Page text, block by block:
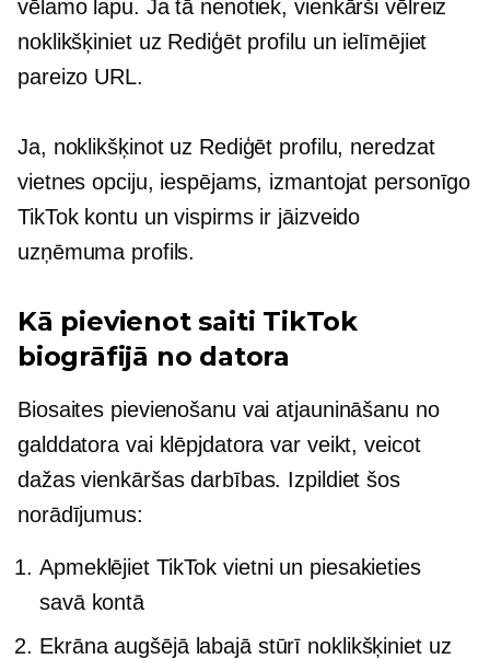
vēlamo lapu. Ja tā nenotiek, vienkārši vēlreiz
noklikšķiniet uz Rediģēt profilu un ielīmējiet
pareizo URL.
Ja, noklikšķinot uz Rediģēt profilu, neredzat
vietnes opciju, iespējams, izmantojat personīgo
TikTok kontu un vispirms ir jāizveido
uzņēmuma profils.
Kā pievienot saiti TikTok
biogrāfijā no datora
Biosaites pievienošanu vai atjaunināšanu no
galddatora vai klēpjdatora var veikt, veicot
dažas vienkāršas darbības. Izpildiet šos
norādījumus:
Apmeklējiet TikTok vietni un piesakieties
savā kontā
Ekrāna augšējā labajā stūrī noklikšķiniet uz